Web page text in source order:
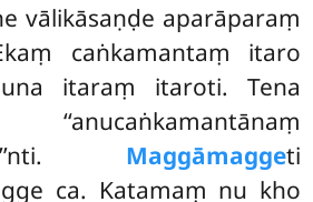
vālikāsaṇḍe aparāparaṃ
caṅkamantaṃ itaro
itaraṃ itaroti. Tena
Maggāmaggeti
ca. Katamaṃ nu kho